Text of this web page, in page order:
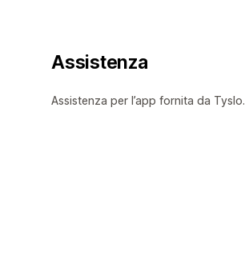
Assistenza
Assistenza per l’app fornita da Tyslo.